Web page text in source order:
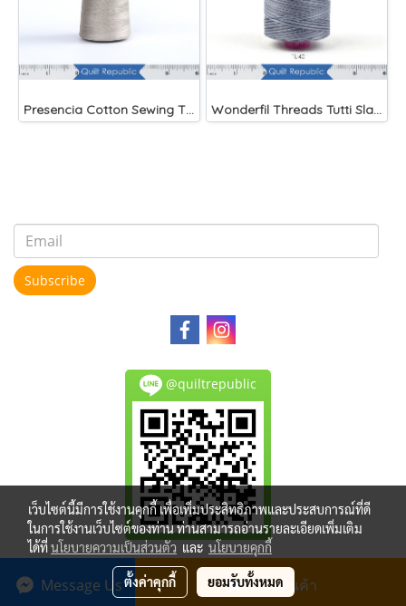
สั่งซื้อสินค้า
Message Us
Presencia Cotton Sewing Thread 3-ply 60wt 4882 Yards Grey Wonderfil Threads Tutti Slate
Subscribe
@quiltrepublic
Copy right by makewebeasy.com
เว็บไซต์นี้มีการใช้งานคุกกี้ เพื่อเพิ่มประสิทธิภาพและประสบการณ์ที่ดี
ในการใช้งานเว็บไซต์ของท่าน ท่านสามารถอ่านรายละเอียดเพิ่มเติม
ได้ที่นโยบายความเป็นส่วนตัว และ นโยบายคุกกี้
ตั้งค่าคุกกี้ ยอมรับทั้งหมด